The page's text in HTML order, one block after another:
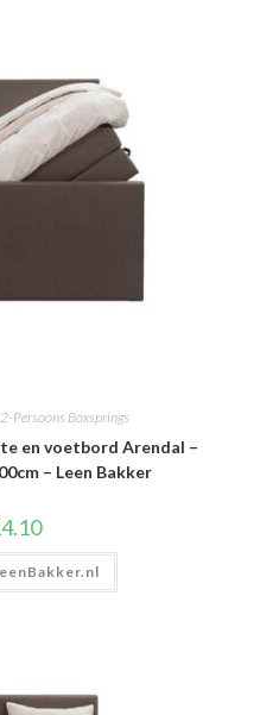
2-Persoons Boxsprings
en voetbord Arendal –
– Leen Bakker